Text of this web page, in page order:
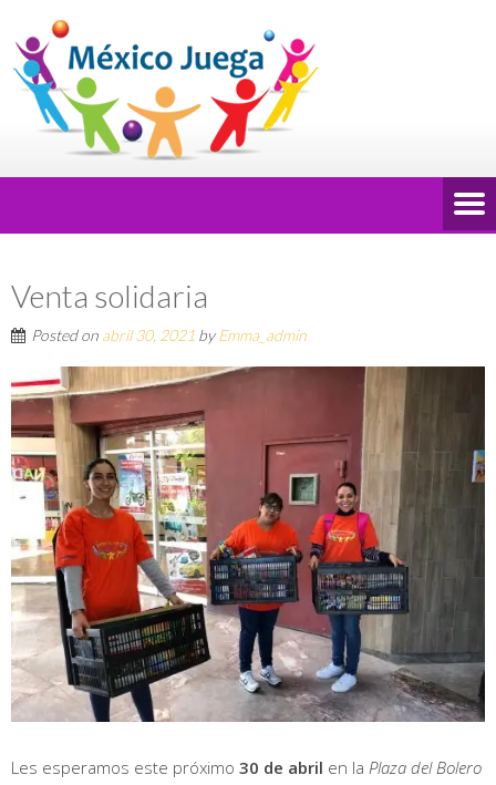
Venta solidaria
Posted on abril 30, 2021 byEmma_admin
Les esperamos este próximo 30 de abril en la Plaza del Bolero